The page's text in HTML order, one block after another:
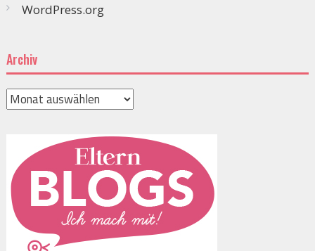
WordPress.org
Archiv
Archiv